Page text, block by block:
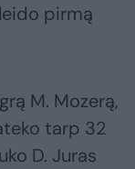
pirmą
M. Mozerą,
tarp 32
D. Juras